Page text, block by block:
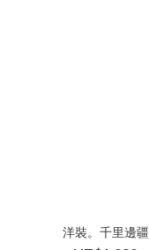
洋裝。千里邊疆